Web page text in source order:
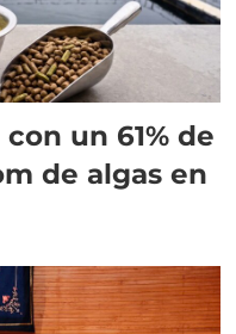
un 61% de
de algas en